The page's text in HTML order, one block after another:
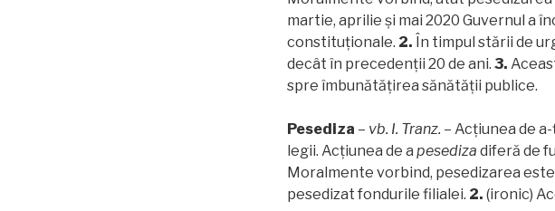
martie, aprilie și mai 2020 Guvernul a
constituționale. 2. În timpul stării de
decât în precedenții 20 de ani. 3.
spre îmbunătățirea sănătății publice.
Pesediza – vb. I. Tranz. – Acțiunea de
legii. Acțiunea de a pesediza diferă de
Moralmente vorbind, pesedizarea
pesedizat fondurile filialei. 2. (ironic)